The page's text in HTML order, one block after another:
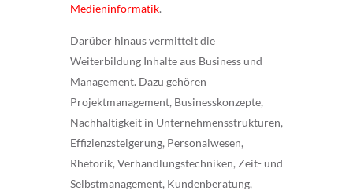
Medieninformatik.
Darüber hinaus vermittelt die
Weiterbildung Inhalte aus Business und
Management. Dazu gehören
Projektmanagement, Businesskonzepte,
Nachhaltigkeit in Unternehmensstrukturen,
Effizienzsteigerung, Personalwesen,
Rhetorik, Verhandlungstechniken, Zeit- und
Selbstmanagement, Kundenberatung,